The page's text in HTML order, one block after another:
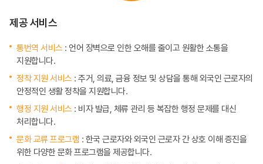
제공 서비스
통번역 서비스 : 언어 장벽으로 인한 오해를 줄이고 원활한 소통을
지원합니다.
정착 지원 서비스 : 주거, 의료, 금융 정보 및 상담을 통해 외국인 근로자의
안정적인 생활 정착을 지원합니다.
행정 지원 서비스 : 비자 발급, 체류 관리 등 복잡한 행정 문제를 대신
처리합니다.
문화 교류 프로그램 : 한국 근로자와 외국인 근로자 간 상호 이해 증진을
위한 다양한 문화 프로그램을 제공합니다.